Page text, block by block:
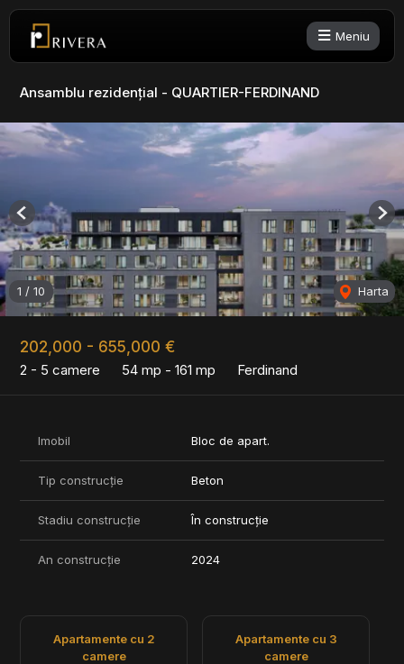
Meniu
Ansamblu rezidențial - QUARTIER-FERDINAND
202,000 - 655,000 €
2 - 5 camere 54 mp - 161 mp Ferdinand
1 / 10 Harta
Previous
Imobil Bloc de apart.
Tip construcție Beton
Stadiu construcție În construcție
An construcție 2024
Apartamente cu 2
camere
Apartamente cu 3
camere